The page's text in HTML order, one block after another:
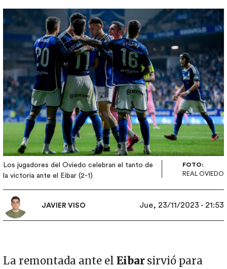
Los jugadores del Oviedo celebran el tanto de
la victoria ante el Eibar (2-1)
FOTO:
REAL OVIEDO
JAVIER VISO Jue, 23/11/2023 - 21:53
La remontada ante el Eibarsirvió para